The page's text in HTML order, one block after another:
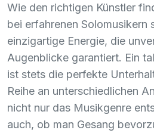
Wie den richtigen Künstler
bei erfahrenen Solomusikern
einzigartige Energie, die
Augenblicke garantiert. Ein
ist stets die perfekte
Reihe an unterschiedlichen
nicht nur das Musikgenre
auch, ob man Gesang